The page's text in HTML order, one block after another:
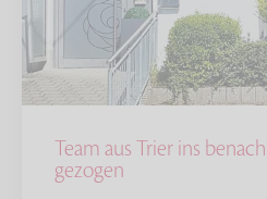
Team aus Trier ins
gezogen